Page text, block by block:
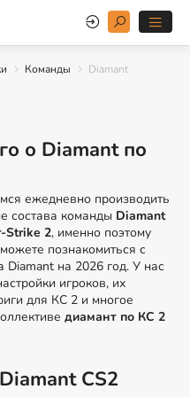
Команды Diamant
о Diamant по
ежедневно производить
состава команды Diamant
Strike 2, именно поэтому
познакомиться с
Diamant на 2026 год. У нас
игроков, их
для КС 2 и многое
диамант по КС 2
CS2